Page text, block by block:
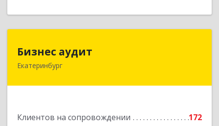
Бизнес аудит
Екатеринбург
Клиентов на сопровождении
172
620062, Свердловская обл, Екатеринбург г,